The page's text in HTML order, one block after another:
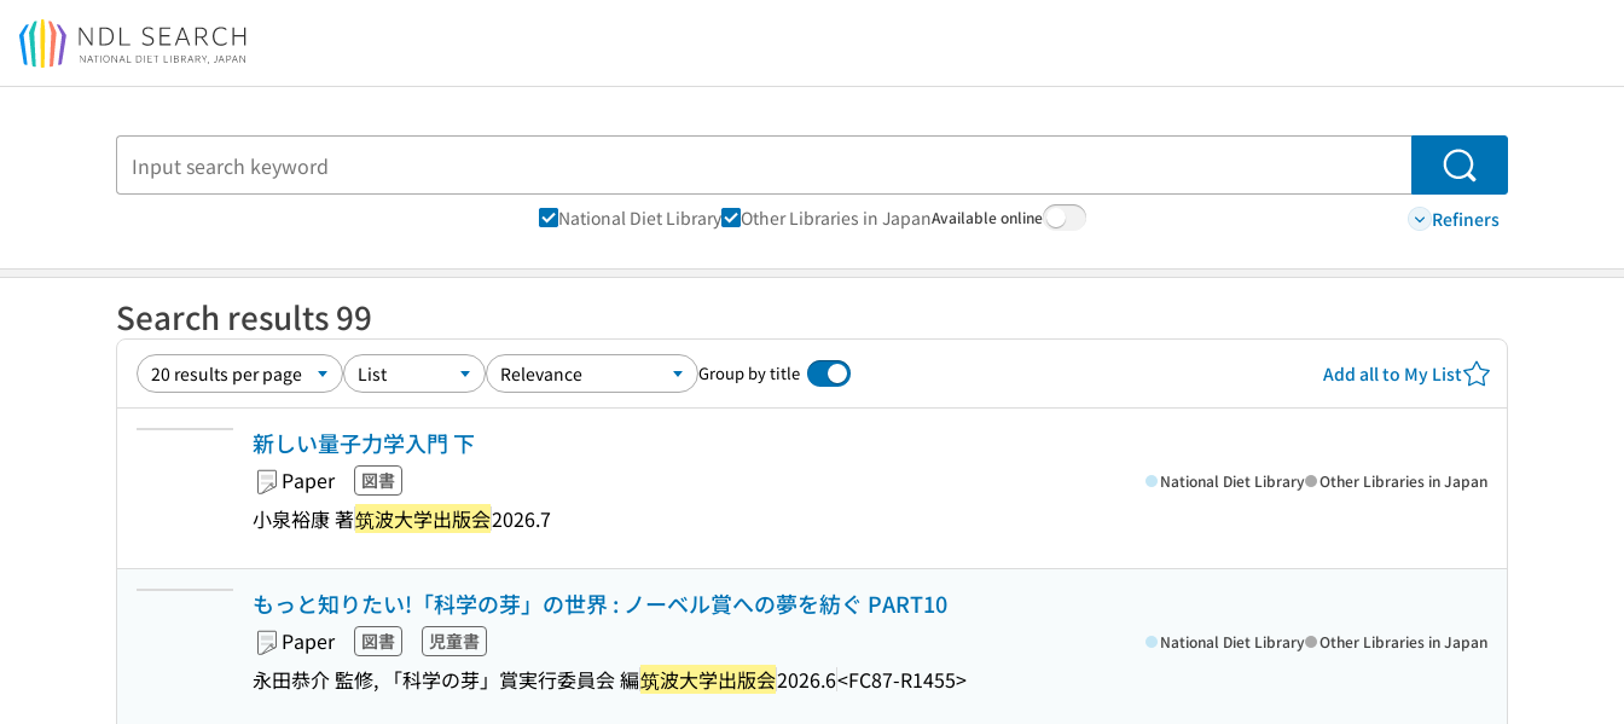
Jump to main content
Search
National Diet Library Other Libraries in JapanAvailable online Refiners
Search results 99
Group by title Add all to My List
新しい量子力学入門 下
Paper 図書
小泉裕康 著筑波大学出版会2026.7
National Diet Library Other Libraries in Japan
もっと知りたい!「科学の芽」の世界 : ノーベル賞への夢を紡ぐ PART10
Paper 図書 児童書
永田恭介 監修, 「科学の芽」賞実行委員会 編筑波大学出版会2026.6<FC87-R1455>
National Diet Library Other Libraries in Japan